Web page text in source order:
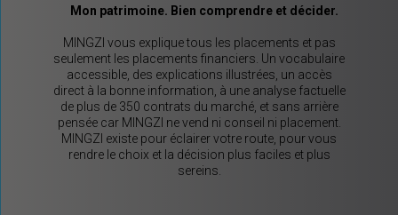
Mon patrimoine. Bien comprendre et décider.
MINGZI vous explique tous les placements et pas
seulement les placements financiers. Un vocabulaire
accessible, des explications illustrées, un accès
direct à la bonne information, à une analyse factuelle
de plus de 350 contrats du marché, et sans arrière
pensée car MINGZI ne vend ni conseil ni placement.
MINGZI existe pour éclairer votre route, pour vous
rendre le choix et la décision plus faciles et plus
sereins.